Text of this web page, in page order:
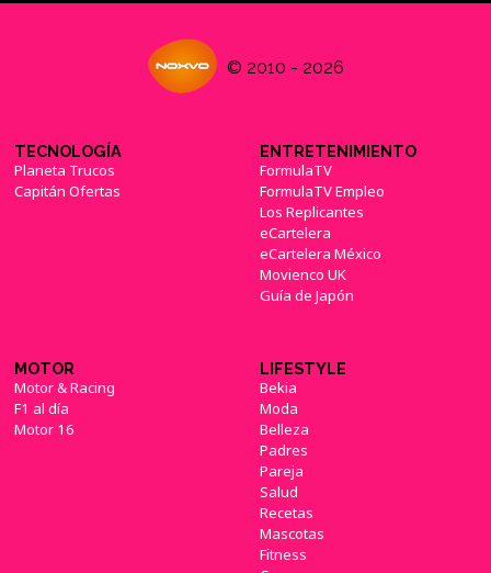
© 2010 - 2026
TECNOLOGÍA
Planeta Trucos
Capitán Ofertas
ENTRETENIMIENTO
FormulaTV
FormulaTV Empleo
Los Replicantes
eCartelera
eCartelera México
Movienco UK
Guía de Japón
MOTOR
Motor & Racing
F1 al día
Motor 16
LIFESTYLE
Bekia
Moda
Belleza
Padres
Pareja
Salud
Recetas
Mascotas
Fitness